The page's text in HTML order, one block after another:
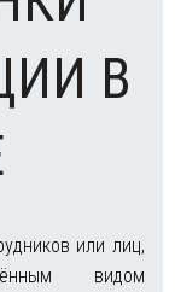
В
или лиц,
видом